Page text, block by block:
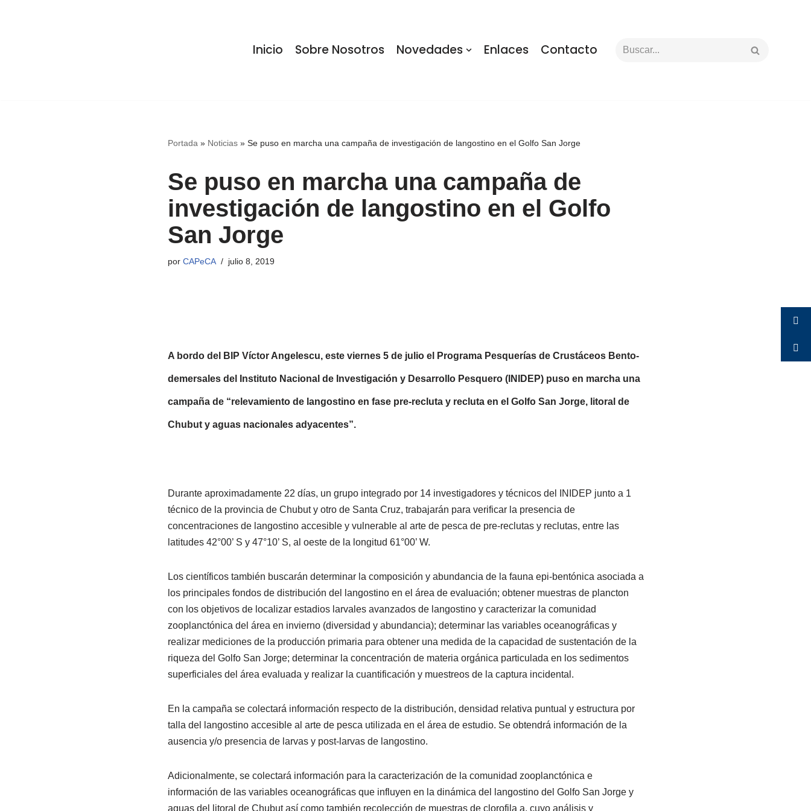
Inicio Sobre Nosotros Novedades Enlaces Contacto
Portada » Noticias» Se puso en marcha una campaña de investigación de langostino en el Golfo San Jorge
Se puso en marcha una campaña de
investigación de langostino en el Golfo
San Jorge
por CAPeCA julio 8, 2019
A bordo del BIP Víctor Angelescu, este viernes 5 de julio el Programa Pesquerías de Crustáceos Bento-
demersales del Instituto Nacional de Investigación y Desarrollo Pesquero (INIDEP) puso en marcha una
campaña de “relevamiento de langostino en fase pre-recluta y recluta en el Golfo San Jorge, litoral de
Chubut y aguas nacionales adyacentes”.
Durante aproximadamente 22 días, un grupo integrado por 14 investigadores y técnicos del INIDEP junto a 1
técnico de la provincia de Chubut y otro de Santa Cruz, trabajarán para verificar la presencia de
concentraciones de langostino accesible y vulnerable al arte de pesca de pre-reclutas y reclutas, entre las
latitudes 42°00’ S y 47°10’ S, al oeste de la longitud 61°00’ W.
Los científicos también buscarán determinar la composición y abundancia de la fauna epi-bentónica asociada a
los principales fondos de distribución del langostino en el área de evaluación; obtener muestras de plancton
con los objetivos de localizar estadios larvales avanzados de langostino y caracterizar la comunidad
zooplanctónica del área en invierno (diversidad y abundancia); determinar las variables oceanográficas y
realizar mediciones de la producción primaria para obtener una medida de la capacidad de sustentación de la
riqueza del Golfo San Jorge; determinar la concentración de materia orgánica particulada en los sedimentos
superficiales del área evaluada y realizar la cuantificación y muestreos de la captura incidental.
En la campaña se colectará información respecto de la distribución, densidad relativa puntual y estructura por
talla del langostino accesible al arte de pesca utilizada en el área de estudio. Se obtendrá información de la
ausencia y/o presencia de larvas y post-larvas de langostino.
Adicionalmente, se colectará información para la caracterización de la comunidad zooplanctónica e
información de las variables oceanográficas que influyen en la dinámica del langostino del Golfo San Jorge y
aguas del litoral de Chubut así como también recolección de muestras de clorofila a, cuyo análisis y